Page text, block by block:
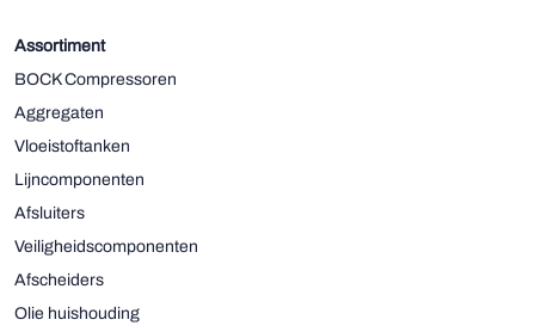
Assortiment
BOCK Compressoren
Aggregaten
Vloeistoftanken
Lijncomponenten
Afsluiters
Veiligheidscomponenten
Afscheiders
Olie huishouding